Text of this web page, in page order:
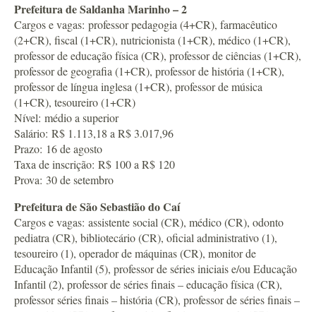
Prefeitura de Saldanha Marinho – 2
Cargos e vagas: professor pedagogia (4+CR), farmacêutico
(2+CR), fiscal (1+CR), nutricionista (1+CR), médico (1+CR),
professor de educação física (CR), professor de ciências (1+CR),
professor de geografia (1+CR), professor de história (1+CR),
professor de língua inglesa (1+CR), professor de música
(1+CR), tesoureiro (1+CR)
Nível: médio a superior
Salário: R$ 1.113,18 a R$ 3.017,96
Prazo: 16 de agosto
Taxa de inscrição: R$ 100 a R$ 120
Prova: 30 de setembro
Prefeitura de São Sebastião do Caí
Cargos e vagas: assistente social (CR), médico (CR), odonto
pediatra (CR), bibliotecário (CR), oficial administrativo (1),
tesoureiro (1), operador de máquinas (CR), monitor de
Educação Infantil (5), professor de séries iniciais e/ou Educação
Infantil (2), professor de séries finais – educação física (CR),
professor séries finais – história (CR), professor de séries finais –